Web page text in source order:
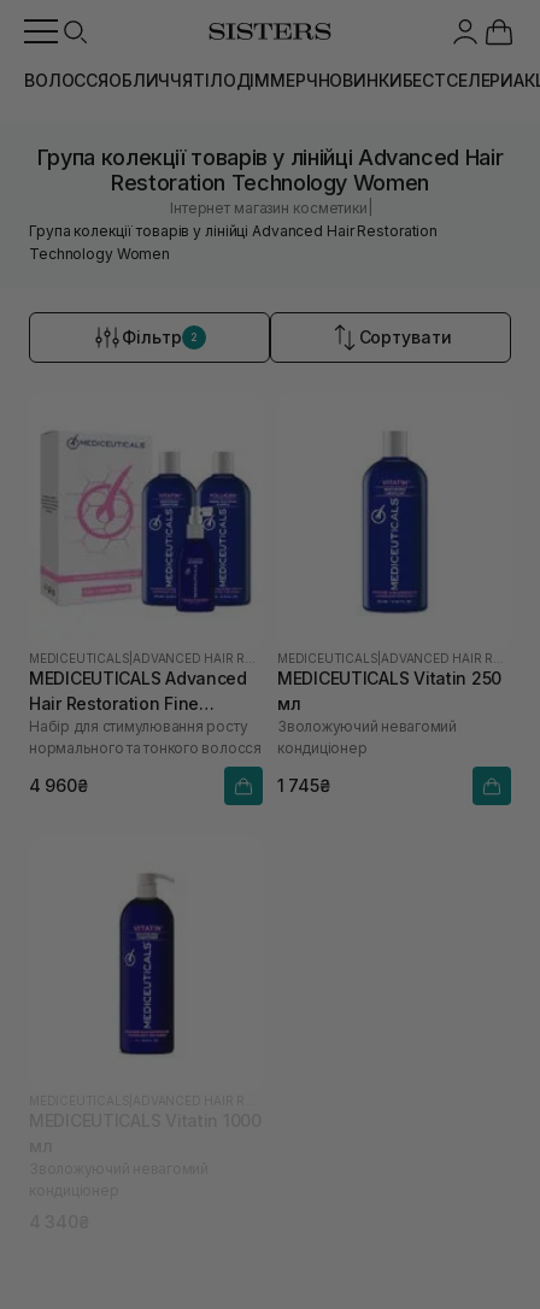
ВОЛОССЯОБЛИЧЧЯТІЛОДІММЕРЧНОВИНКИБЕСТСЕЛЕРИ
Група колекції товарів у лінійці Advanced Hair
Restoration Technology Women
Інтернет магазин косметики
Група колекції товарів у лінійці Advanced Hair Restoration
Technology Women
Фільтр 2 Сортувати
MEDICEUTICALS
MEDICEUTICALS Advanced
Hair Restoration Fine
Thinning Hair
Набір для стимулювання росту
нормального та тонкого волосся
4 960₴
MEDICEUTICALS
MEDICEUTICALS Vitatin 250
мл
Зволожуючий невагомий
кондиціонер
1 745₴